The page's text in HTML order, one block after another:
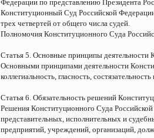
Федерации по представлению Президента
Конституционный Суд Российской
трех четвертей от общего числа судей.
Полномочия Конституционного Суда
Статья 5. Основные принципы деятельности
Основными принципами деятельности
коллегиальность, гласность,
Статья 6. Обязательность решений
Решения Конституционного Суда
представительных, исполнительных и
предприятий, учреждений, организаций,